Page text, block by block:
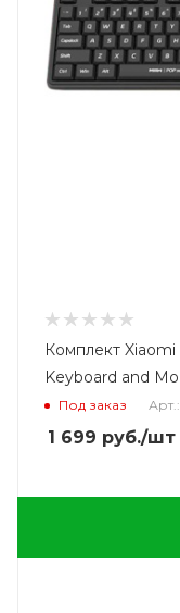
Комплект
Keyboard and
Под заказ
1 699 руб./шт